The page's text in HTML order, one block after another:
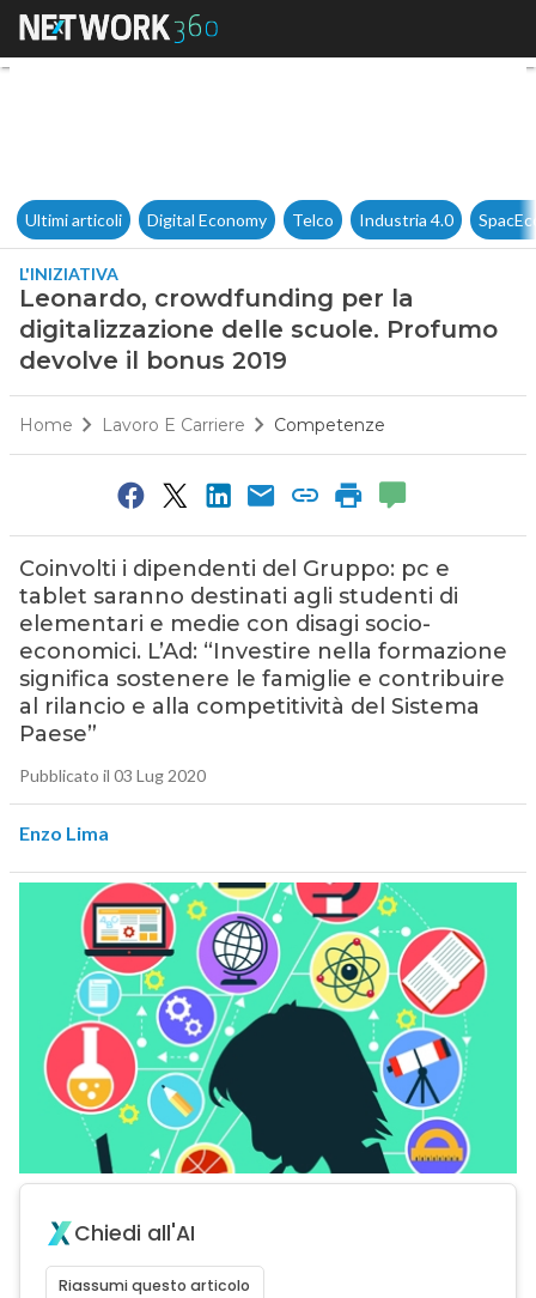
Leonardo, crowdfunding per
Ultimi articoli Digital Economy Telco Industria 4.0
L'INIZIATIVA
Leonardo, crowdfunding per la
digitalizzazione delle scuole. Profumo
devolve il bonus 2019
Home Lavoro E Carriere Competenze
Coinvolti i dipendenti del Gruppo: pc e
tablet saranno destinati agli studenti di
elementari e medie con disagi socio-
economici. L’Ad: “Investire nella formazione
significa sostenere le famiglie e contribuire
al rilancio e alla competitività del Sistema
Paese”
Pubblicato il 03 Lug 2020
Enzo Lima
Chiedi all'AI
Riassumi questo articolo